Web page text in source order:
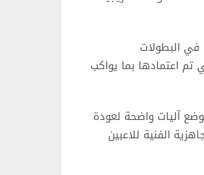
في البطولات
تم اعتمادها بما يواكب
آليات واضحة لعودة
الفنية للاعبين